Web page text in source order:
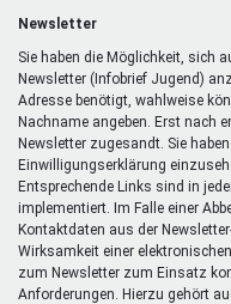
Newsletter
Sie haben die Möglichkeit, sich
Newsletter (Infobrief Jugend)
Adresse benötigt, wahlweise
Nachname angeben. Erst nach
Newsletter zugesandt. Sie
Einwilligungserklärung
Entsprechende Links sind in
implementiert. Im Falle einer
Kontaktdaten aus der
Wirksamkeit einer
zum Newsletter zum Einsatz
Anforderungen. Hierzu gehört